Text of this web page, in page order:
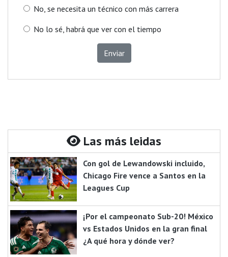
No, se necesita un técnico con más carrera
No lo sé, habrá que ver con el tiempo
Enviar
Las más leidas
Con gol de Lewandowski incluido,
Chicago Fire vence a Santos en la
Leagues Cup
¡Por el campeonato Sub-20! México
vs Estados Unidos en la gran final
¿A qué hora y dónde ver?